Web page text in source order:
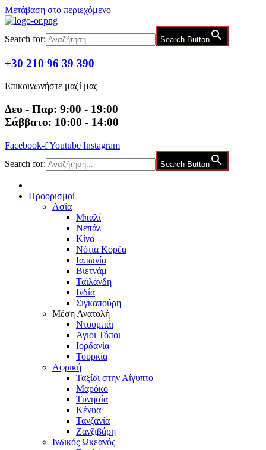
Μετάβαση στο περιεχόμενο
Search for: Search Button
+30 210 96 39 390
Επικοινωνήστε μαζί μας
Δευ - Παρ: 9:00 - 19:00
Σάββατο: 10:00 - 14:00
Facebook-fYoutube Instagram
Search for:
Search Button
Προορισμοί
Ασία
Μπαλί
Νεπάλ
Κίνα
Νότια Κορέα
Ιαπωνία
Βιετνάμ
Ταϊλάνδη
Ινδία
Σιγκαπούρη
Μέση Ανατολή
Ντουμπάι
Άγιοι Τόποι
Ιορδανία
Τουρκία
Αφρική
Ταξίδι στην Αίγυπτο
Μαρόκο
Τυνησία
Κένυα
Τανζανία
Ζανζιβάρη
Ινδικός Ωκεανός